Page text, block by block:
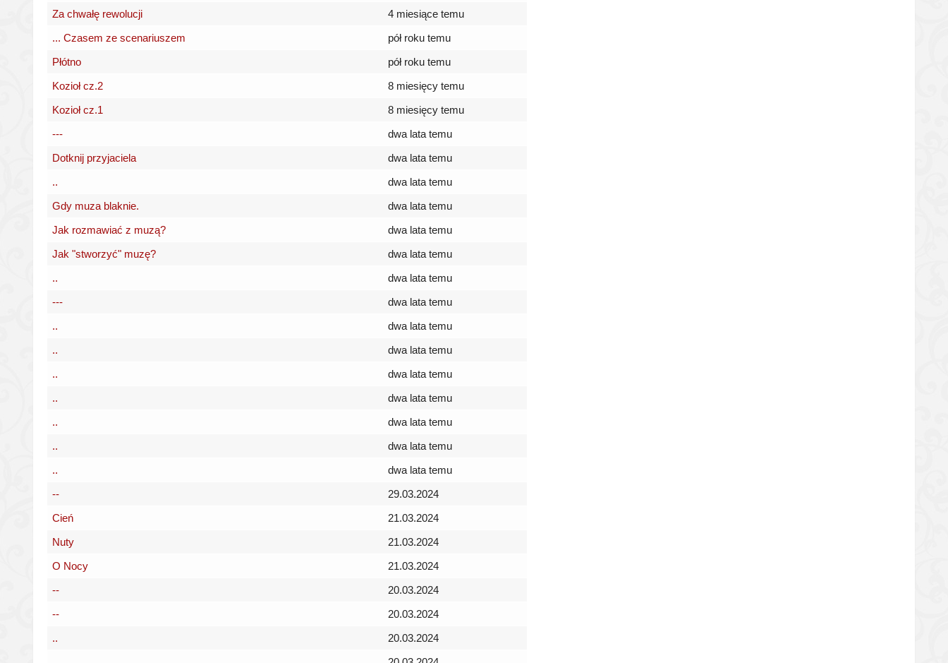
Za chwałę rewolucji
4 miesiące temu
... Czasem ze scenariuszem
pół roku temu
Płótno
pół roku temu
Kozioł cz.2
8 miesięcy temu
Kozioł cz.1
8 miesięcy temu
---
dwa lata temu
Dotknij przyjaciela
dwa lata temu
..
dwa lata temu
Gdy muza blaknie.
dwa lata temu
Jak rozmawiać z muzą?
dwa lata temu
Jak "stworzyć" muzę?
dwa lata temu
..
dwa lata temu
---
dwa lata temu
..
dwa lata temu
..
dwa lata temu
..
dwa lata temu
..
dwa lata temu
..
dwa lata temu
..
dwa lata temu
..
dwa lata temu
--
29.03.2024
Cień
21.03.2024
Nuty
21.03.2024
O Nocy
21.03.2024
--
20.03.2024
--
20.03.2024
..
20.03.2024